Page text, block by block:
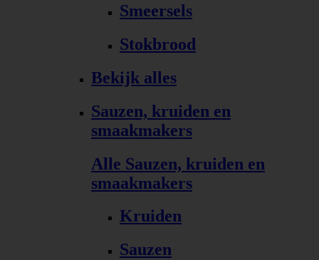
Smeersels
Stokbrood
Bekijk alles
Sauzen, kruiden en
smaakmakers
Alle Sauzen, kruiden en
smaakmakers
Kruiden
Sauzen